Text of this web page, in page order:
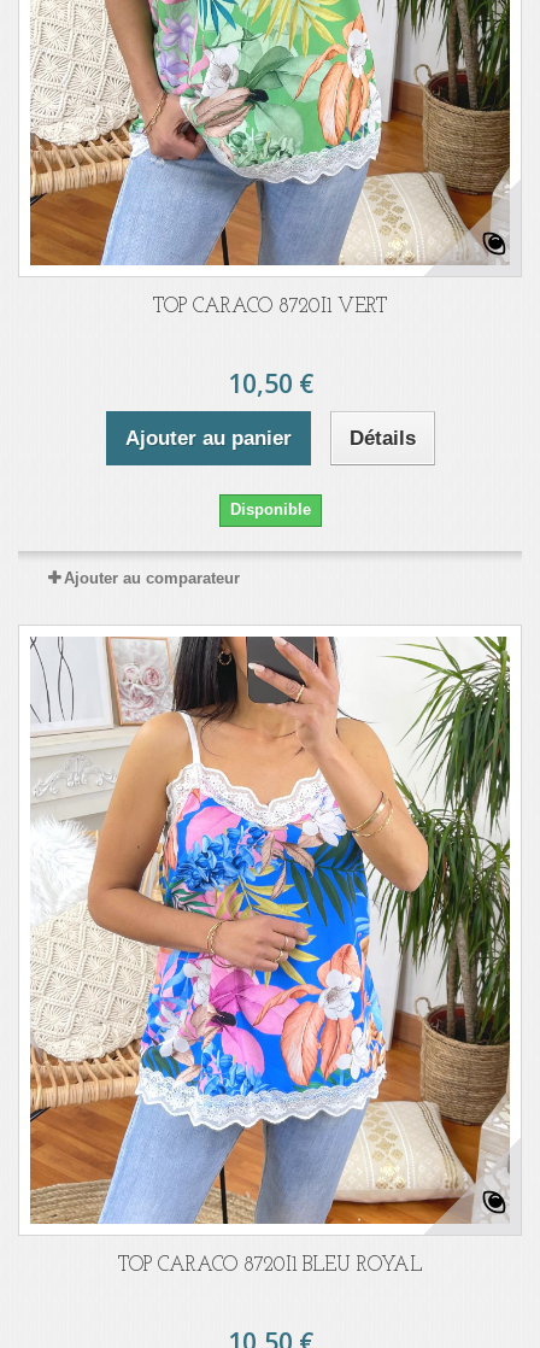
TOP CARACO 8720I1 VERT
10,50 €
Ajouter au panier Détails
Disponible
Ajouter au comparateur
TOP CARACO 8720I1 BLEU ROYAL